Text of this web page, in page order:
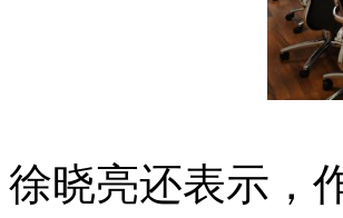
徐晓亮还表示，